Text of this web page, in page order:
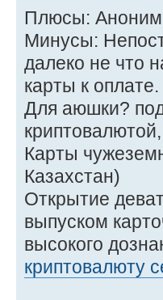
Плюсы:
Минусы:
далеко не что
карты к оплате.
Для аюшки?
Карты
Казахстан)
Открытие
выпуском
высокого
криптовалюту